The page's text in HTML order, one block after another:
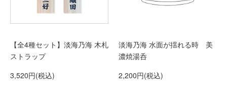
【全4種セット】淡海乃海 木札
ストラップ
3,520円(税込)
淡海乃海 水面が揺れる時 美
濃焼湯呑
2,200円(税込)